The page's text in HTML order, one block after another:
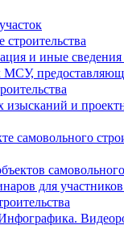
строительства
и иные сведения
изысканий и
самовольного
для участников